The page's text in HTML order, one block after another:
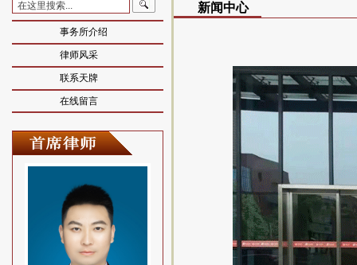
事务所介绍
律师风采
联系天牌
在线留言
新闻中心